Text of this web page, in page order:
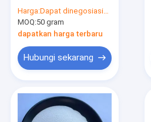
Farmasi CAS 98319-
26-7
Harga:Dapat dinegosiasikan
MOQ:50 gram
dapatkan harga terbaru
Hubungi sekarang